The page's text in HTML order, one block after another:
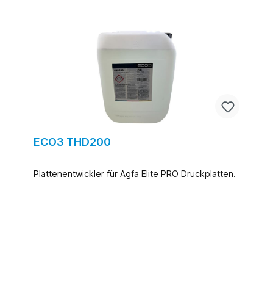
ECO3 THD200
Plattenentwickler für Agfa Elite PRO Druckplatten.